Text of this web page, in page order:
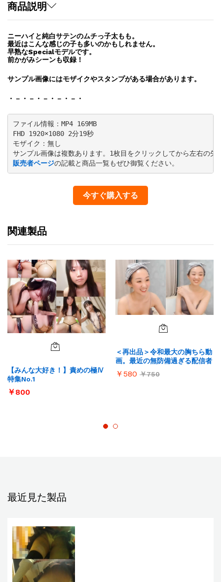
商品説明
ニーハイと純白サテンのムチっ子太もも。
最近はこんな感じの子も多いのかもしれません。
早熟なSpecialモデルです。
前かがみシーンも収録！
サンプル画像にはモザイクやスタンプがある場合があります。
・－・－・－・－・－・
ファイル情報：MP4 169MB
FHD 1920×1080 2分19秒
モザイク：無し
販売者ページの記載と商品一覧もぜひ御覧ください。
今すぐ購入する
関連製品
【みんな大好き！】責めの極Ⅳ
特集No.1
￥800
＜再出品＞令和最大の胸ちら動
画。最近の無防備過ぎる配信者
￥ 580 ￥750
最近見た製品